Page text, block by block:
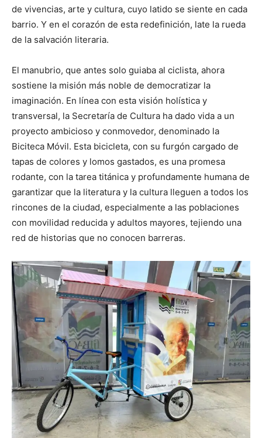
de vivencias, arte y cultura, cuyo latido se siente en cada
barrio. Y en el corazón de esta redefinición, late la rueda
de la salvación literaria.
El manubrio, que antes solo guiaba al ciclista, ahora
sostiene la misión más noble de democratizar la
imaginación. En línea con esta visión holística y
transversal, la Secretaría de Cultura ha dado vida a un
proyecto ambicioso y conmovedor, denominado la
Biciteca Móvil. Esta bicicleta, con su furgón cargado de
tapas de colores y lomos gastados, es una promesa
rodante, con la tarea titánica y profundamente humana de
garantizar que la literatura y la cultura lleguen a todos los
rincones de la ciudad, especialmente a las poblaciones
con movilidad reducida y adultos mayores, tejiendo una
red de historias que no conocen barreras.